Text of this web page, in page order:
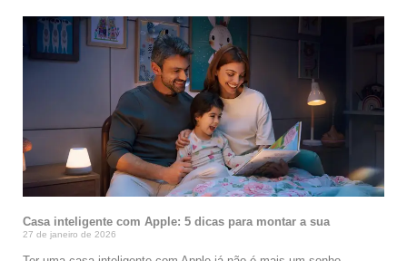
Casa inteligente com Apple: 5 dicas para montar a sua
27 de janeiro de 2026